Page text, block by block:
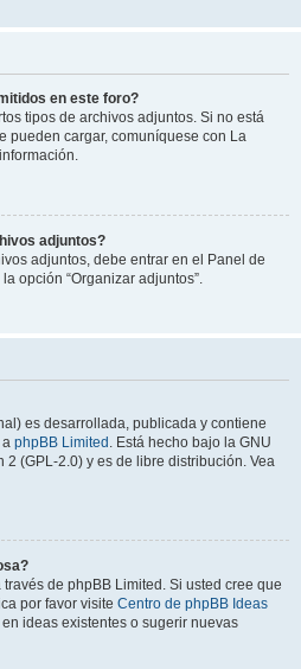
en este foro?
tipos de archivos adjuntos. Si no está
pueden cargar, comuníquese con La
adjuntos?
adjuntos, debe entrar en el Panel de
opción “Organizar adjuntos”.
es desarrollada, publicada y contiene
a phpBB Limited . Está hecho bajo la GNU
(GPL-2.0) y es de libre distribución. Vea
de phpBB Limited. Si usted cree que
por favor visite Centro de phpBB Ideas
ideas existentes o sugerir nuevas